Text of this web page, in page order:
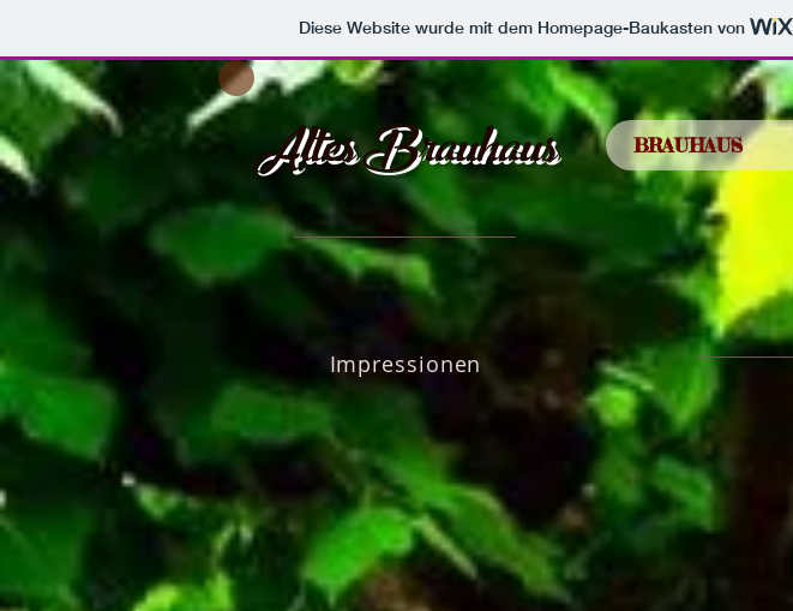
Diese Website wurde mit dem Homepage-Baukasten von
Altes Brauhaus BRAUHAUS
Impressionen